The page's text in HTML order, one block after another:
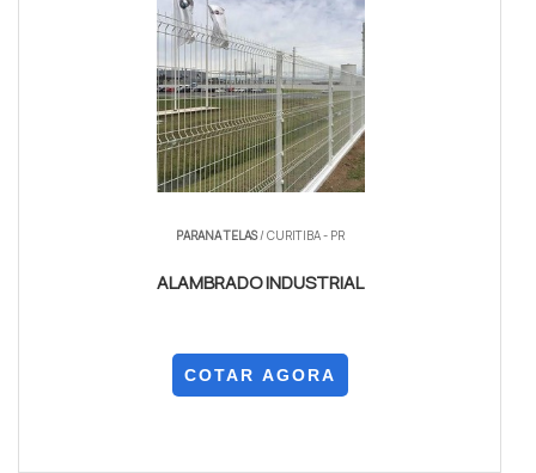
PARANA TELAS/ CURITIBA - PR
ALAMBRADO INDUSTRIAL
COTAR AGORA